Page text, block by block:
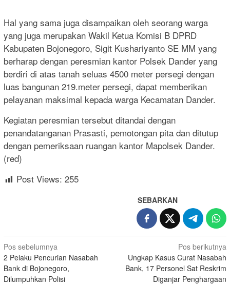
Hal yang sama juga disampaikan oleh seorang warga
yang juga merupakan Wakil Ketua Komisi B DPRD
Kabupaten Bojonegoro, Sigit Kushariyanto SE MM yang
berharap dengan peresmian kantor Polsek Dander yang
berdiri di atas tanah seluas 4500 meter persegi dengan
luas bangunan 219.meter persegi, dapat memberikan
pelayanan maksimal kepada warga Kecamatan Dander.
Kegiatan peresmian tersebut ditandai dengan
penandatanganan Prasasti, pemotongan pita dan ditutup
dengan pemeriksaan ruangan kantor Mapolsek Dander.
(red)
Post Views: 255
SEBARKAN
Navigasi
pos
Pos sebelumnya
2 Pelaku Pencurian Nasabah
Bank di Bojonegoro,
Dilumpuhkan Polisi
Pos berikutnya
Ungkap Kasus Curat Nasabah
Bank, 17 Personel Sat Reskrim
Diganjar Penghargaan